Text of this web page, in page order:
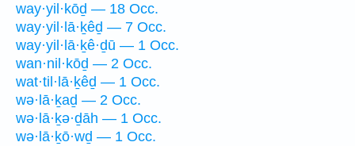
way·yil·kōḏ — 18 Occ.
way·yil·lā·ḵêḏ — 7 Occ.
way·yil·lā·ḵê·ḏū — 1 Occ.
wan·nil·kōḏ — 2 Occ.
wat·til·lā·ḵêḏ — 1 Occ.
wə·lā·ḵaḏ — 2 Occ.
wə·lā·ḵə·ḏāh — 1 Occ.
wə·lā·ḵō·wḏ — 1 Occ.